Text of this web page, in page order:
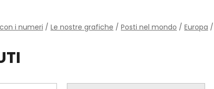
i numeri / Le nostre grafiche / Posti nel mondo / Europa /